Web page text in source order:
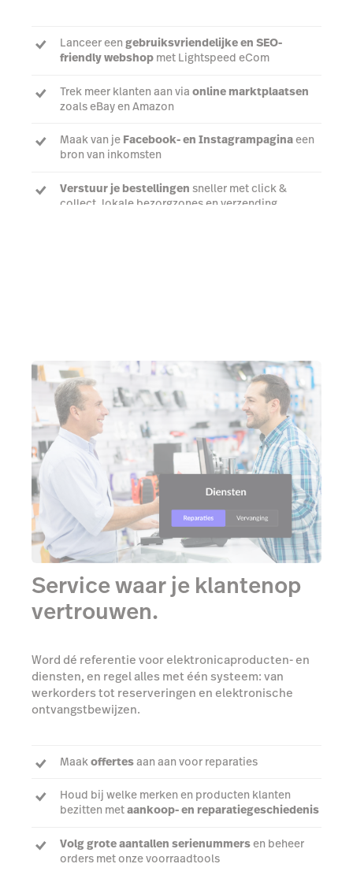
Lanceer een gebruiksvriendelijke en SEO-
friendly webshop met Lightspeed eCom
Trek meer klanten aan via online marktplaatsen
zoals eBay en Amazon
Maak van je Facebook- en Instagrampaginaeen
bron van inkomsten
Verstuur je bestellingen sneller met click &
collect, lokale bezorgzones en verzending
Service waar je klantenop
vertrouwen.
Word dé referentie voor elektronicaproducten- en
diensten, en regel alles met één systeem: van
werkorders tot reserveringen en elektronische
ontvangstbewijzen.
Maakoffertesaan aan voor reparaties
Houd bij welke merken en producten klanten
bezitten metaankoop- en reparatiegeschiedenis
Volg grote aantallen serienummersen beheer
orders met onze voorraadtools